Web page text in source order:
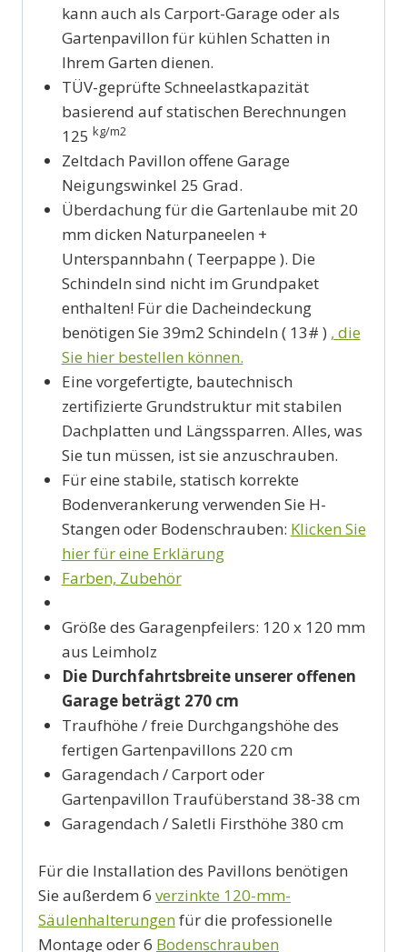
kann auch als Carport-Garage oder als
Gartenpavillon für kühlen Schatten in
Ihrem Garten dienen.
TÜV-geprüfte Schneelastkapazität
basierend auf statischen Berechnungen
125 kg/m2
Zeltdach Pavillon offene Garage
Neigungswinkel 25 Grad.
Überdachung für die Gartenlaube mit 20
mm dicken Naturpaneelen +
Unterspannbahn ( Teerpappe ). Die
Schindeln sind nicht im Grundpaket
enthalten! Für die Dacheindeckung
benötigen Sie 39m2 Schindeln ( 13# ) , die
Sie hier bestellen können.
Eine vorgefertigte, bautechnisch
zertifizierte Grundstruktur mit stabilen
Dachplatten und Längssparren. Alles, was
Sie tun müssen, ist sie anzuschrauben.
Für eine stabile, statisch korrekte
Bodenverankerung verwenden Sie H-
Stangen oder Bodenschrauben: Klicken Sie
hier für eine Erklärung
Farben, Zubehör
Größe des Garagenpfeilers: 120 x 120 mm
aus Leimholz
Die Durchfahrtsbreite unserer offenen
Garage beträgt 270 cm
Traufhöhe / freie Durchgangshöhe des
fertigen Gartenpavillons 220 cm
Garagendach / Carport oder
Gartenpavillon Traufüberstand 38-38 cm
Garagendach / Saletli Firsthöhe 380 cm
Für die Installation des Pavillons benötigen
Sie außerdem 6 verzinkte 120-mm-
Säulenhalterungenfür die professionelle
Montage oder 6 Bodenschrauben